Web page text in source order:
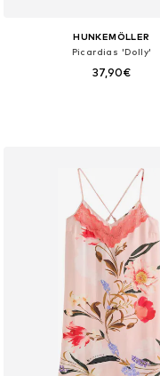
HUNKEMÖLLER
Picardias 'Dolly'
37,90€